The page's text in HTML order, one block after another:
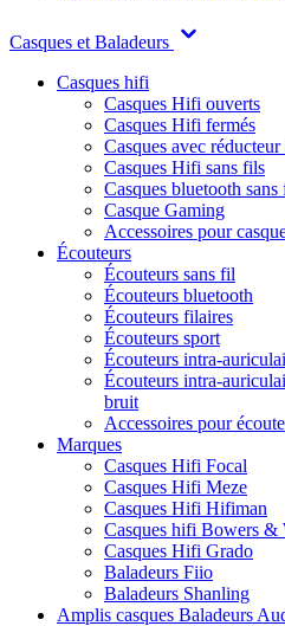
Casques et Baladeurs
Casques hifi
Casques Hifi ouverts
Casques Hifi fermés
Casques avec
Casques Hifi sans fils
Casques bluetooth sans
Casque Gaming
Accessoires pour
Écouteurs
Écouteurs sans fil
Écouteurs bluetooth
Écouteurs filaires
Écouteurs sport
Écouteurs intra-
Écouteurs intra-
bruit
Accessoires pour
Marques
Casques Hifi Focal
Casques Hifi Meze
Casques Hifi Hifiman
Casques hifi Bowers &
Casques Hifi Grado
Baladeurs Fiio
Baladeurs Shanling
Amplis casques Baladeurs